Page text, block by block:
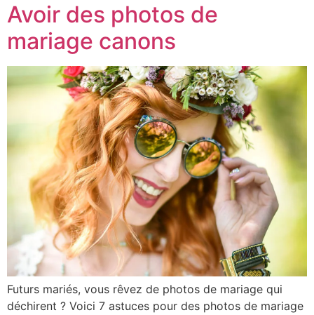
Avoir des photos de
mariage canons
Futurs mariés, vous rêvez de photos de mariage qui
déchirent ? Voici 7 astuces pour des photos de mariage